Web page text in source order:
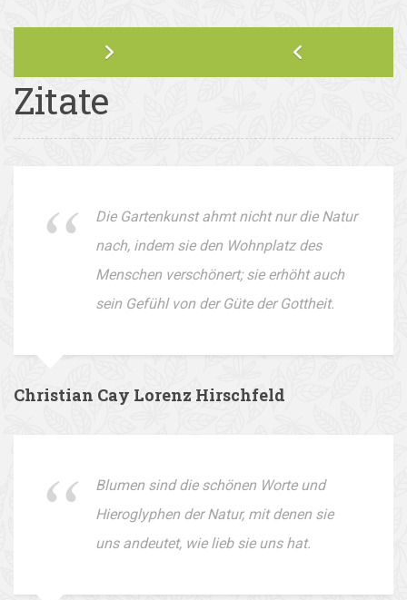
Zitate
Die Gartenkunst ahmt nicht nur die Natur
nach, indem sie den Wohnplatz des
Menschen verschönert; sie erhöht auch
sein Gefühl von der Güte der Gottheit.
Christian Cay Lorenz Hirschfeld
Blumen sind die schönen Worte und
Hieroglyphen der Natur, mit denen sie
uns andeutet, wie lieb sie uns hat.